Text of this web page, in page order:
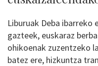
Liburuak Deba ibarreko
gazteek, euskaraz
ohikoenak zuzentzeko
batez ere, hizkuntza